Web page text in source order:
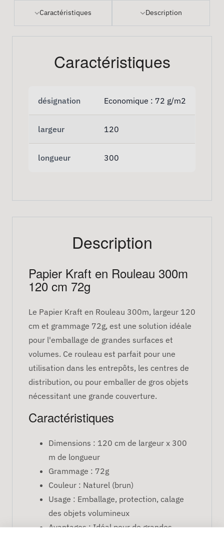
Caractéristiques Description
Caractéristiques
désignation Economique : 72 g/m2
largeur 120
longueur 300
Description
Papier Kraft en Rouleau 300m
120 cm 72g
Le Papier Kraft en Rouleau 300m, largeur 120
cm et grammage 72g, est une solution idéale
pour l'emballage de grandes surfaces et
volumes. Ce rouleau est parfait pour une
utilisation dans les entrepôts, les centres de
distribution, ou pour emballer de gros objets
nécessitant une grande couverture.
Caractéristiques
Dimensions : 120 cm de largeur x 300
m de longueur
Grammage : 72g
Couleur : Naturel (brun)
Usage : Emballage, protection, calage
des objets volumineux
Avantages : Idéal pour de grandes